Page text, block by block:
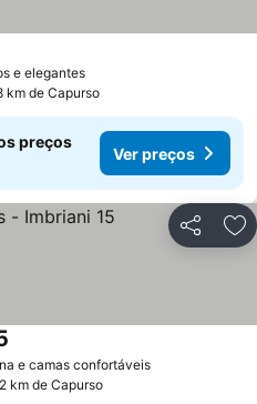
e elegantes
km de Capurso
preços
Ver preços
Partilhar
e camas confortáveis
km de Capurso